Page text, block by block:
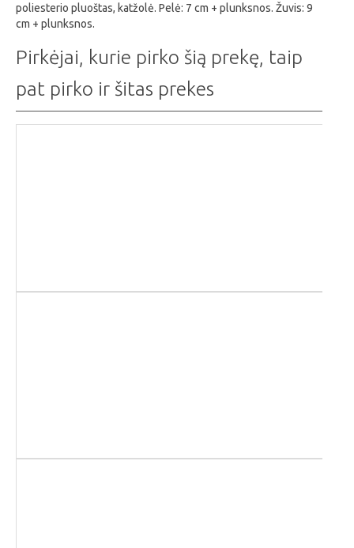
poliesterio pluoštas, katžolė. Pelė: 7 cm + plunksnos. Žuvis: 9
cm + plunksnos.
Pirkėjai, kurie pirko šią prekę, taip
pat pirko ir šitas prekes